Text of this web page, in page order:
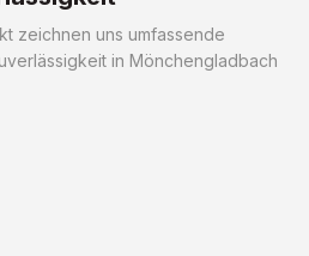
zeichnen uns umfassende
in Mönchengladbach